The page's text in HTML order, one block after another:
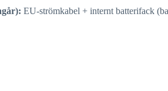
EU-strömkabel + internt batterifack